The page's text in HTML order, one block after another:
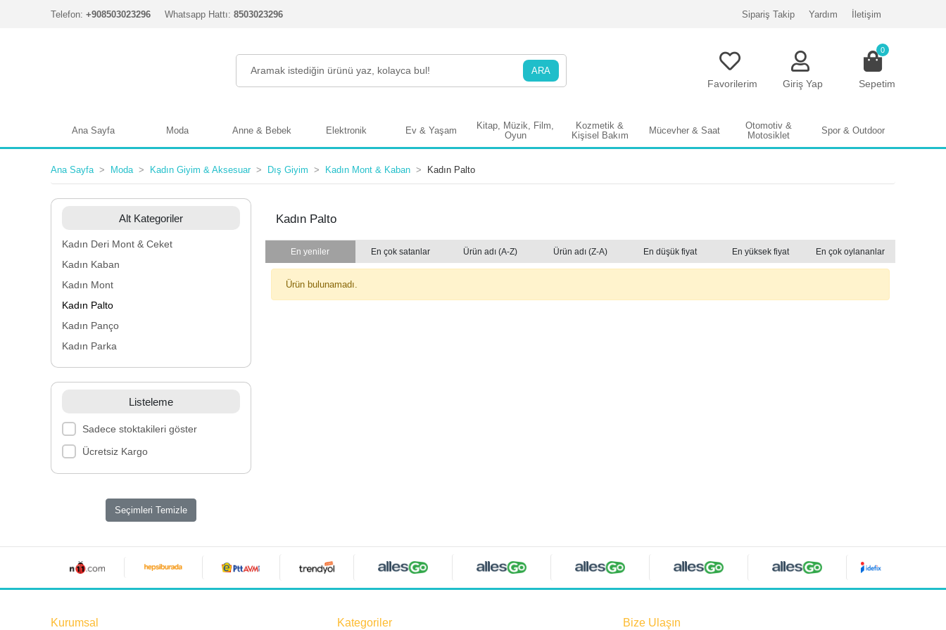
Telefon: +908503023296 Whatsapp Hattı: 8503023296 Sipariş Takip Yardım İletişim
ARA
Favorilerim Giriş Yap
0
Sepetim
Ana Sayfa Moda Anne & Bebek Elektronik Ev & Yaşam
Kitap, Müzik, Film,
Oyun
Kozmetik &
Kişisel Bakım
Mücevher & Saat
Otomotiv &
Motosiklet
Spor & Outdoor
Ana Sayfa Moda Kadın Giyim & Aksesuar Dış Giyim Kadın Mont & Kaban Kadın Palto
Alt Kategoriler
Kadın Deri Mont & Ceket
Kadın Kaban
Kadın Mont
Kadın Palto
Kadın Panço
Kadın Parka
Listeleme
Sadece stoktakileri göster
Ücretsiz Kargo
Seçimleri Temizle
Kadın Palto
En yeniler En çok satanlar Ürün adı (A-Z) Ürün adı (Z-A) En düşük fiyat En yüksek fiyat En çok oylananlar
Ürün bulunamadı.
Kurumsal Kategoriler Bize Ulaşın